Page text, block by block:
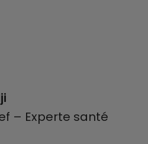
– Experte santé